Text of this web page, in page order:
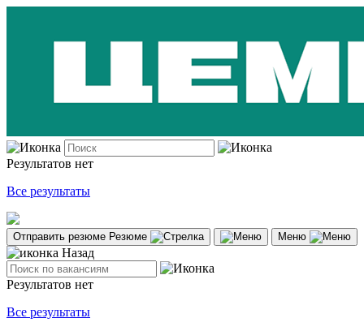
Результатов нет
Все результаты
Отправить резюме Резюме Меню
Назад
Результатов нет
Все результаты